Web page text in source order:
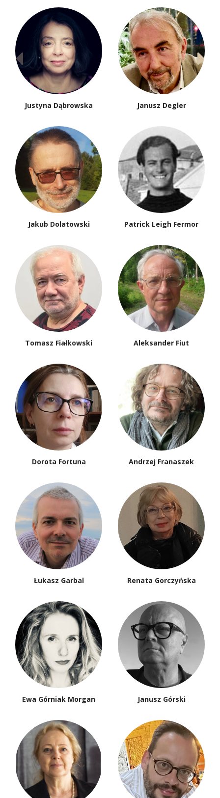
Katarzyna Kuczyńska-
Koschany
Elżbieta Lempp
Krzysztof Lisowski Jarosław Ławski
Małgorzata Łukasiewicz Janusz Majcherek
Wojciech Majcherek Maciej Miłkowski
Piotr Mitzner Robert Morgan